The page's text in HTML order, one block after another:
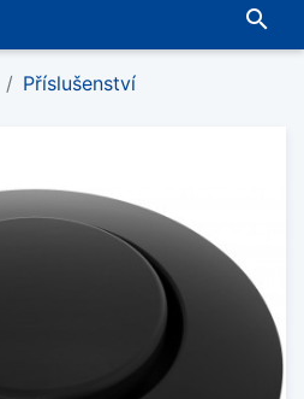
search
Příslušenství